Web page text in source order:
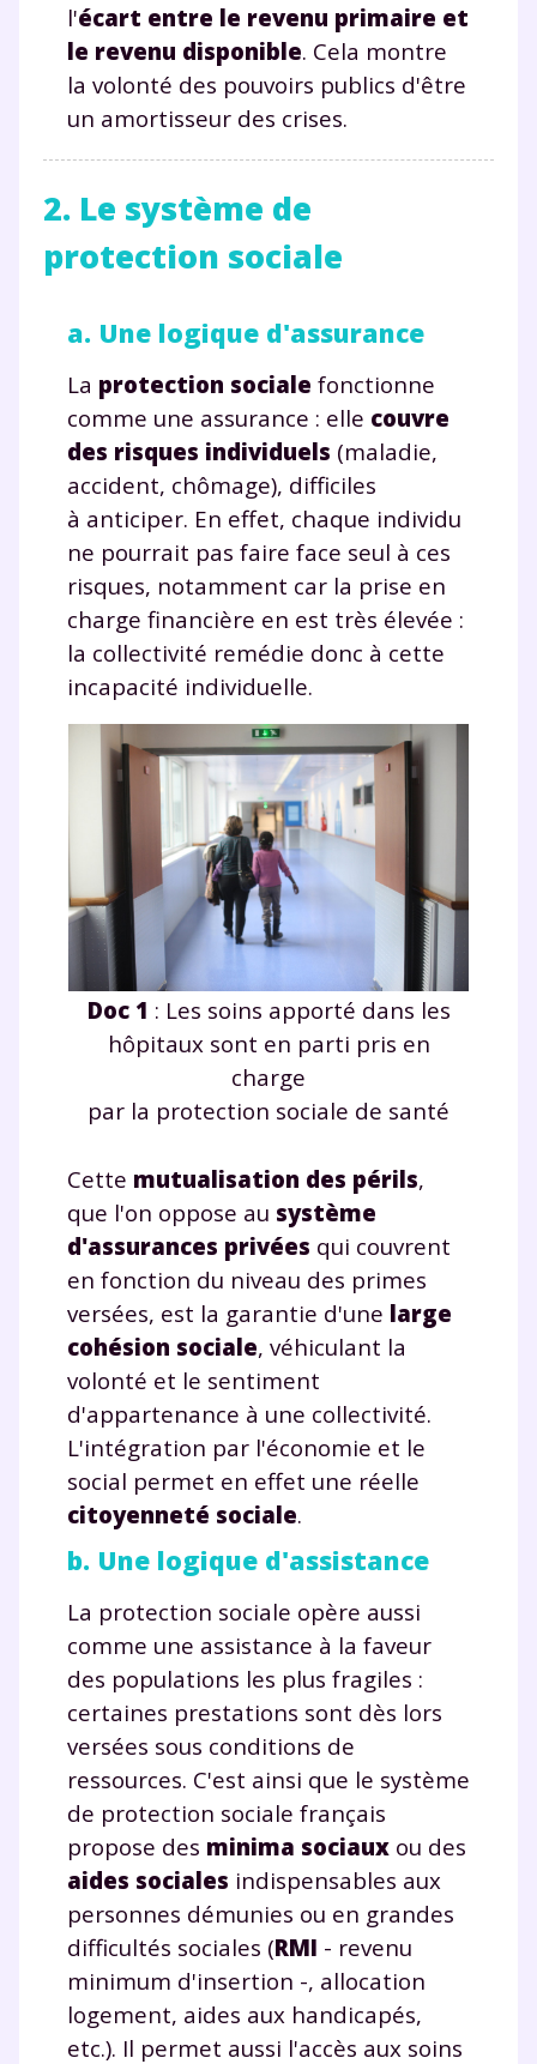
l'écart entre le revenu primaire et
le revenu disponible. Cela montre
la volonté des pouvoirs publics d'être
un amortisseur des crises.
2. Le système de
protection sociale
a. Une logique d'assurance
La protection sociale fonctionne
comme une assurance : elle couvre
des risques individuels (maladie,
accident, chômage), difficiles
à anticiper. En effet, chaque individu
ne pourrait pas faire face seul à ces
risques, notamment car la prise en
charge financière en est très élevée :
la collectivité remédie donc à cette
incapacité individuelle.
Doc 1 : Les soins apporté dans les
hôpitaux sont en parti pris en
charge
par la protection sociale de santé
Cette mutualisation des périls,
que l'on oppose au système
d'assurances privées qui couvrent
en fonction du niveau des primes
versées, est la garantie d'une large
cohésion sociale, véhiculant la
volonté et le sentiment
d'appartenance à une collectivité.
L'intégration par l'économie et le
social permet en effet une réelle
citoyenneté sociale.
b. Une logique d'assistance
La protection sociale opère aussi
comme une assistance à la faveur
des populations les plus fragiles :
certaines prestations sont dès lors
versées sous conditions de
ressources. C'est ainsi que le système
de protection sociale français
propose des minima sociaux ou des
aides sociales indispensables aux
personnes démunies ou en grandes
difficultés sociales (RMI - revenu
minimum d'insertion -, allocation
logement, aides aux handicapés,
etc.). Il permet aussi l'accès aux soins
Envie de progresser
et de réussir votre
Testez gratuitement
pendant 24h notre
plateforme de soutien
scolaire !
Fiches de cours et vidéos ,exercices
corrigés,podcasts de révisions
Un
suivre les progrès
la Terminale
Des profs expérimentés disponibles
à la demande par tchat, audio ou
vidéo
TESTER GRATUITEMENT
* Votre code d'accès sera envoyé à cette adresse e-mail. En
renseignant votre e-mail, vous consentez à ce que vos
données à caractère personnel soient traitées par SEJER, sous
la marque myMaxicours, afin que SEJER puisse vous donner
accès au service de soutien scolaire pendant 24h. Pour en
savoir plus sur la gestion de vos données personnelles et
pour exercer vos droits, vous pouvez consulter notre
charte.